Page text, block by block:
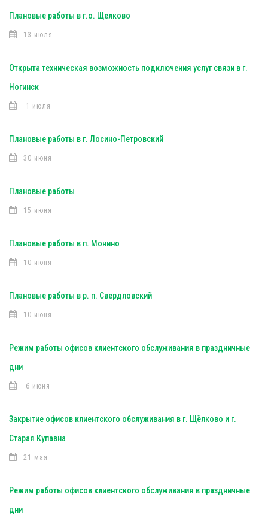
Плановые работы в г.о. Щелково
13 июля
Открыта техническая возможность подключения услуг связи в г.
Ногинск
1 июля
Плановые работы в г. Лосино-Петровский
30 июня
Плановые работы
15 июня
Плановые работы в п. Монино
10 июня
Плановые работы в р. п. Свердловский
10 июня
Режим работы офисов клиентского обслуживания в праздничные
дни
6 июня
Закрытие офисов клиентского обслуживания в г. Щёлково и г.
Старая Купавна
21 мая
Режим работы офисов клиентского обслуживания в праздничные
дни